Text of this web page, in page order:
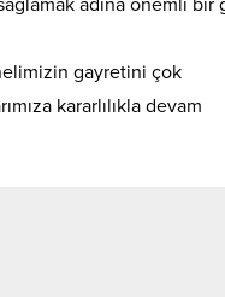
gayretini çok
kararlılıkla devam